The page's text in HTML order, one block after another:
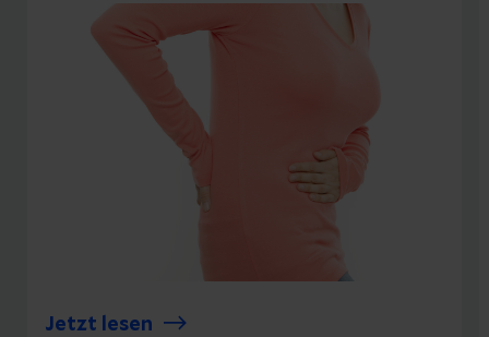
Doch wann wählt man die Notrufnummer
und wann wartet man bis zur nächsten
Sprechzeit der hausärztlichen Praxis? Hier
erläutern wir Ihnen Symptome und geben
Jetzt lesen